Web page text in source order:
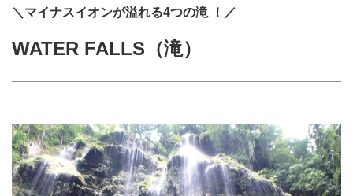
＼マイナスイオンが溢れる4つの滝 ！／
WATER FALLS（滝）